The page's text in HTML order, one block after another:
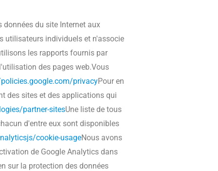
du site Internet aux
utilisateurs individuels et n'associe
les rapports fournis par
des pages web.Vous
privacyPour en
des sites et des applications qui
partner-sitesUne liste de tous
d'entre eux sont disponibles
cookie-usageNous avons
de Google Analytics dans
sur la protection des données